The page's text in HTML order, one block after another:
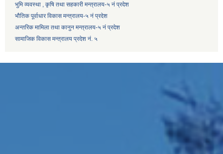
भुमि व्यवस्था , कृषि तथा सहकारी मन्त्रालय-५ नं प्रदेश
भौतिक पूर्वाधार विकास मन्त्रालय-५ नं प्रदेश
अन्तरिक मामिला तथा कानुन मन्त्रालय-५ नं प्रदेश
सामाजिक विकास मन्त्रालय प्रदेश नं. ५